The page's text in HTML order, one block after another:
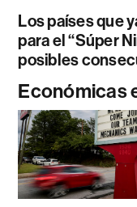
Los países que
para el “Súper
posibles
Económicas